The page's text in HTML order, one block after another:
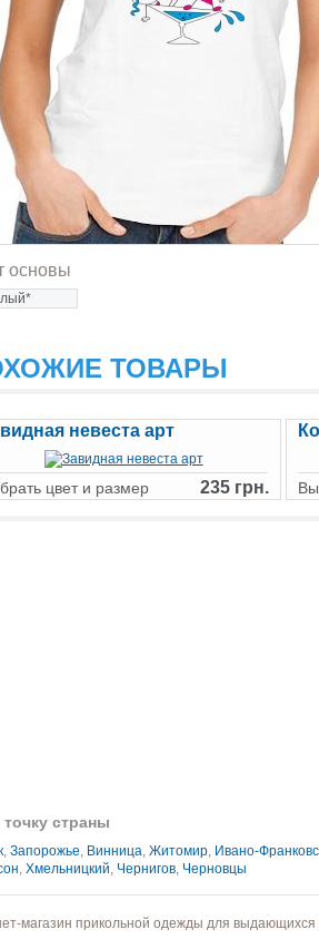
основы
ТОВАРЫ
невеста арт
цвет и размер 235 грн.
страны
, Запорожье, Винница, Житомир, Ивано-
, Хмельницкий, Чернигов, Черновцы
магазин прикольной одежды для